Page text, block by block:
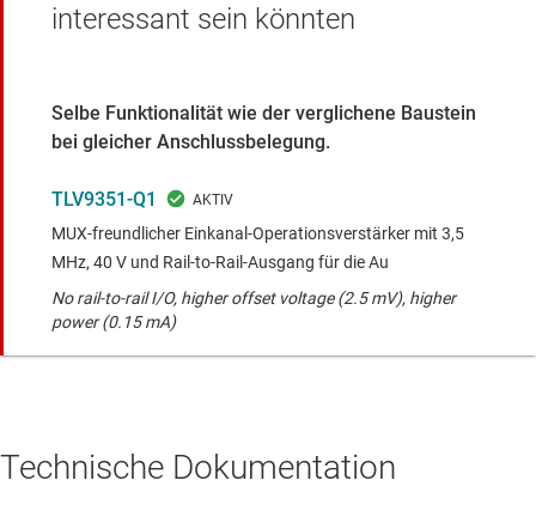
interessant sein könnten
Selbe Funktionalität wie der verglichene Baustein
bei gleicher Anschlussbelegung.
TLV9351-Q1
MUX-freundlicher Einkanal-Operationsverstärker mit 3,5
MHz, 40 V und Rail-to-Rail-Ausgang für die Au
No rail-to-rail I/O, higher offset voltage (2.5 mV), higher
power (0.15 mA)
Technische Dokumentation